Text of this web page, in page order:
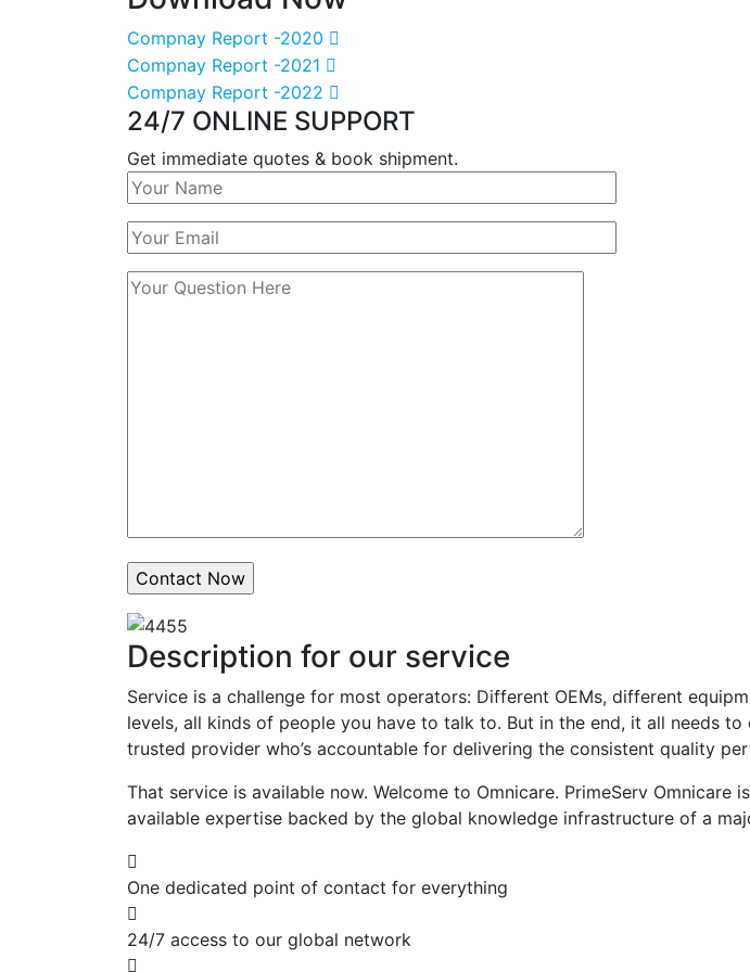
Compnay Report -2020
Compnay Report -2021
Compnay Report -2022
24/7 ONLINE SUPPORT
Get immediate quotes & book shipment.
Description for our service
Service is a challenge for most operators: Different OEMs, different
levels, all kinds of people you have to talk to. But in the end, it all needs
trusted provider who’s accountable for delivering the consistent quality
That service is available now. Welcome to Omnicare. PrimeServ
available expertise backed by the global knowledge infrastructure of a
One dedicated point of contact for everything
24/7 access to our global network